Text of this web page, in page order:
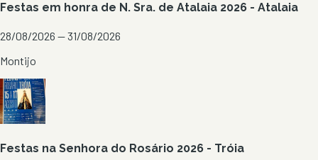
Festas em honra de N. Sra. de Atalaia 2026 - Atalaia
28/08/2026 — 31/08/2026
Montijo
Festas na Senhora do Rosário 2026 - Tróia